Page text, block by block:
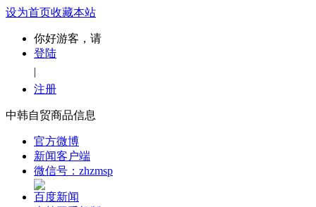
设为首页收藏本站
你好游客，请
登陆
|
注册
中韩自贸商品信息
官方微博
新闻客户端
微信号：zhzmsp
百度新闻